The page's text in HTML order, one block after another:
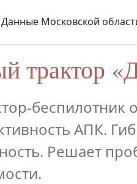
Данные Московской
трактор
беспилотник
АПК.
Решает